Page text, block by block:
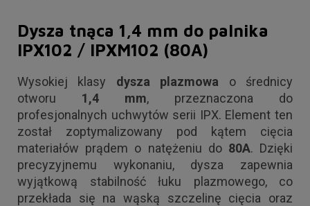
Dysza tnąca 1,4 mm do palnika
IPX102 / IPXM102 (80A)
Wysokiej klasy dysza plazmowa o średnicy
otworu 1,4 mm, przeznaczona do
profesjonalnych uchwytów serii IPX. Element ten
został zoptymalizowany pod kątem cięcia
materiałów prądem o natężeniu do 80A. Dzięki
precyzyjnemu wykonaniu, dysza zapewnia
wyjątkową stabilność łuku plazmowego, co
przekłada się na wąską szczelinę cięcia oraz